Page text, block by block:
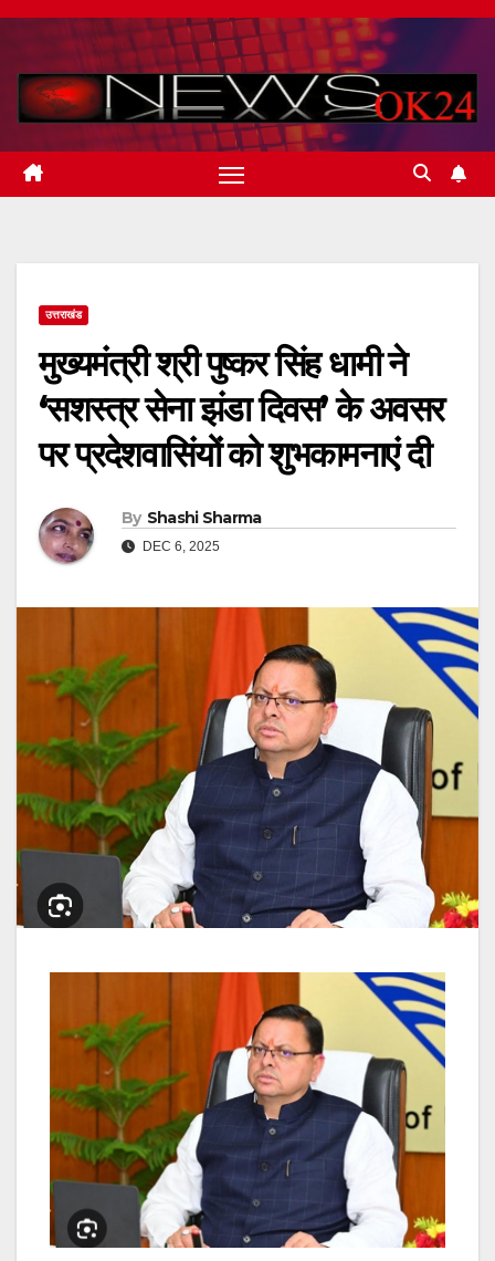
Skip
content
उत्तराखंड
मुख्यमंत्री श्री पुष्कर सिंह धामी ने
‘सशस्त्र सेना झंडा दिवस’ के अवसर
पर प्रदेशवासिंयों को शुभकामनाएं दी
By Shashi Sharma
DEC 6, 2025